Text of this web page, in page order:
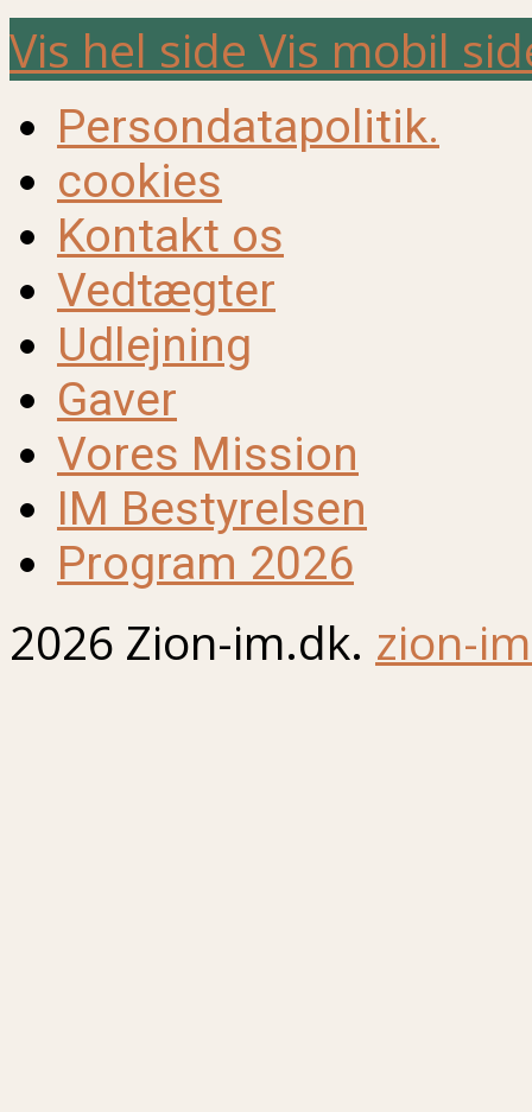
Vis hel side Vis mobil
Persondatapolitik.
cookies
Kontakt os
Vedtægter
Udlejning
Gaver
Vores Mission
IM Bestyrelsen
Program 2026
2026 Zion-im.dk. zion-